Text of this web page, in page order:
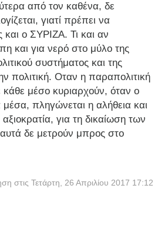
από τον καθένα, δε
γιατί πρέπει να
και ο ΣΥΡΙΖΑ. Τι και αν
και για νερό στο μύλο της
συστήματος και της
πολιτική. Οταν η παραπολιτική
κάθε μέσο κυριαρχούν, όταν ο
μέσα, πληγώνεται η αλήθεια και
για τη δικαίωση των
δε μετρούν μπρος στο
στις Τετάρτη, 26 Απριλίου 2017 17:12